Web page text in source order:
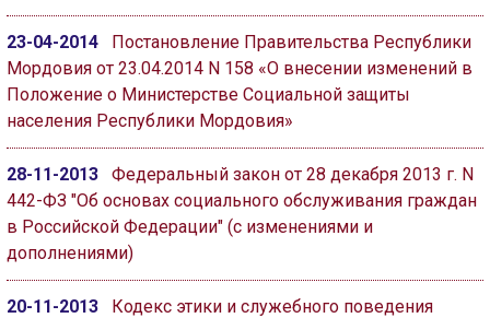
23-04-2014
Постановление Правительства Республики
Мордовия от 23.04.2014 N 158 «О внесении изменений в
Положение о Министерстве Социальной защиты
населения Республики Мордовия»
28-11-2013
Федеральный закон от 28 декабря 2013 г. N
442-ФЗ "Об основах социального обслуживания граждан
в Российской Федерации" (с изменениями и
дополнениями)
20-11-2013
Кодекс этики и служебного поведения